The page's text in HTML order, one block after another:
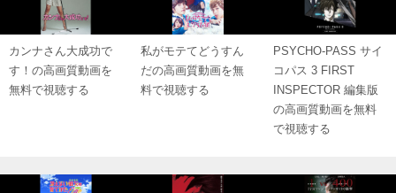
カンナさん大成功で
す！の高画質動画を
無料で視聴する
私がモテてどうすん
だの高画質動画を無
料で視聴する
PSYCHO-PASS サイ
コパス 3 FIRST
INSPECTOR 編集版
の高画質動画を無料
で視聴する